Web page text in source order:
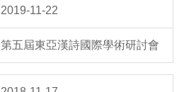
2019-11-22
第五屆東亞漢詩國際學術研討會